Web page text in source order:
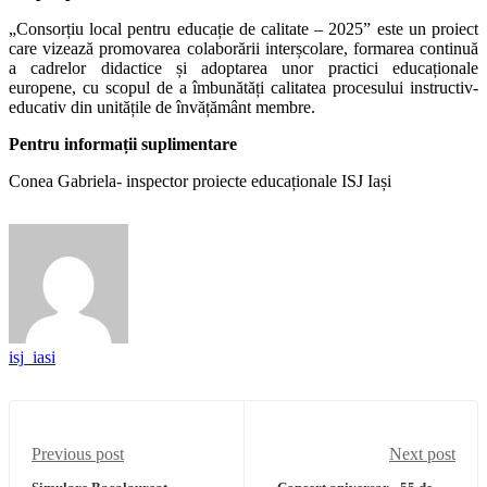
„Consorțiu local pentru educație de calitate – 2025” este un proiect
care vizează promovarea colaborării interșcolare, formarea continuă
a cadrelor didactice și adoptarea unor practici educaționale
europene, cu scopul de a îmbunătăți calitatea procesului instructiv-
educativ din unitățile de învățământ membre.
Pentru informații suplimentare
Conea Gabriela- inspector proiecte educaționale ISJ Iași
isj_iasi
Previous post Next post